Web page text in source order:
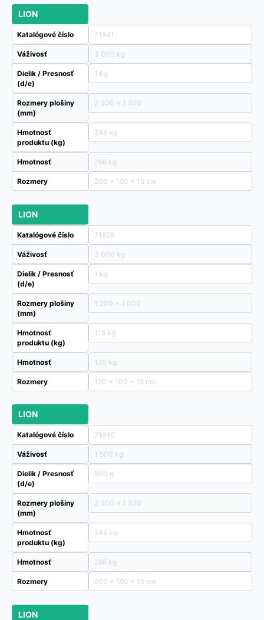
LION
Katalógové číslo 71941
Váživosť 3 000 kg
Dielik / Presnosť
(d/e)
1 kg
Rozmery plošiny
(mm)
2 000 x 1 500
Hmotnosť
produktu (kg)
246 kg
Hmotnosť 266 kg
Rozmery 200 × 150 × 15 cm
LION
Katalógové číslo 71928
Váživosť 3 000 kg
Dielik / Presnosť
(d/e)
1 kg
Rozmery plošiny
(mm)
1 200 x 1 000
Hmotnosť
produktu (kg)
115 kg
Hmotnosť 135 kg
Rozmery 120 × 100 × 15 cm
LION
Katalógové číslo 71940
Váživosť 1 500 kg
Dielik / Presnosť
(d/e)
500 g
Rozmery plošiny
(mm)
2 000 x 1 500
Hmotnosť
produktu (kg)
246 kg
Hmotnosť 266 kg
Rozmery 200 × 150 × 15 cm
LION